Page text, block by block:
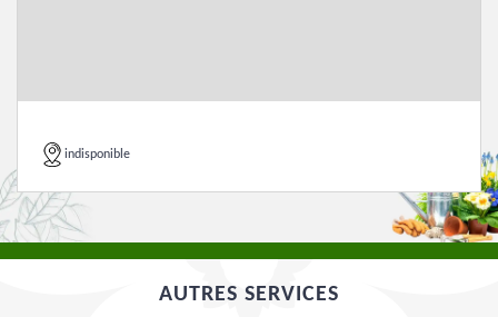
indisponible
AUTRES SERVICES